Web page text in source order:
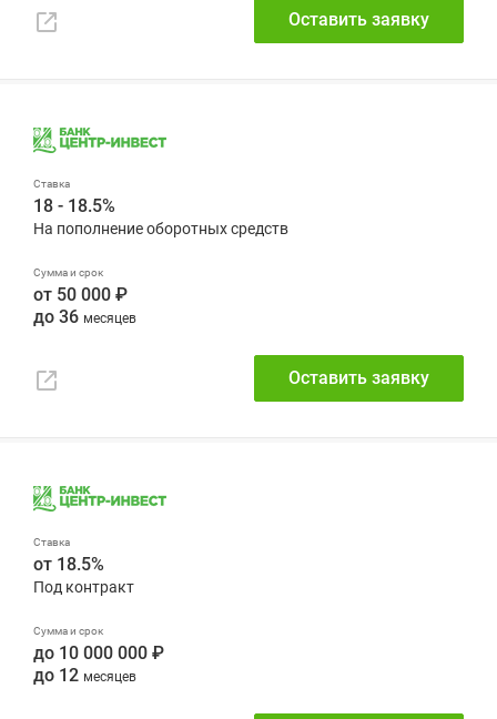
Оставить заявку
18 - 18.5%
от 50 000 ₽
до 36
Оставить заявку
от 18.5%
до 10 000 000 ₽
до 12